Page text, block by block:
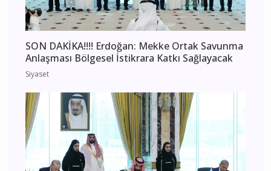
SON DAKİKA!!!! Erdoğan: Mekke Ortak Savunma
Anlaşması Bölgesel İstikrara Katkı Sağlayacak
Siyaset